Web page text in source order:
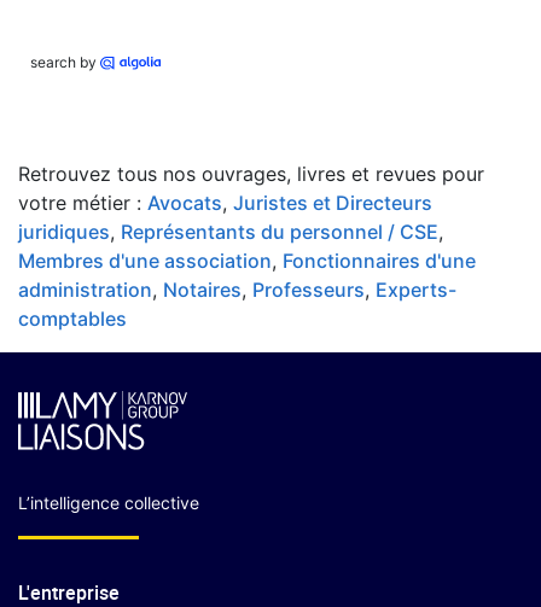
search by
Retrouvez tous nos ouvrages, livres et revues pour
votre métier : Avocats, Juristes et Directeurs
juridiques, Représentants du personnel / CSE,
Membres d'une association, Fonctionnaires d'une
administration, Notaires, Professeurs, Experts-
comptables
L’intelligence collective
L'entreprise